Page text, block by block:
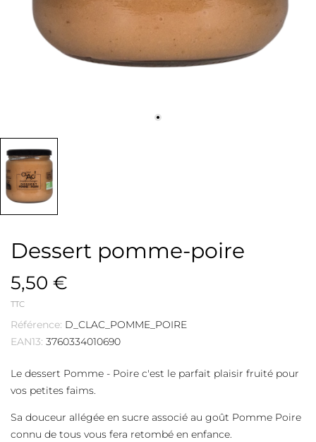
Dessert pomme-poire
5,50 €
TTC
Référence: D_CLAC_POMME_POIRE
EAN13: 3760334010690
Le dessert Pomme - Poire c'est le parfait plaisir fruité pour
vos petites faims.
Sa douceur allégée en sucre associé au goût Pomme Poire
connu de tous vous fera retombé en enfance.